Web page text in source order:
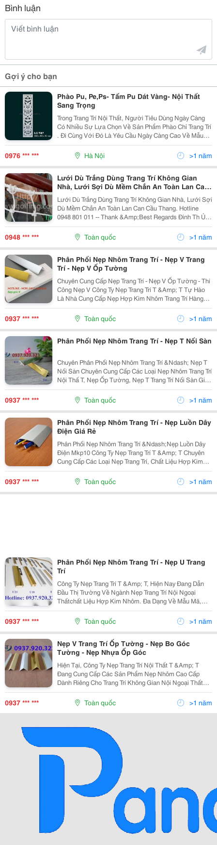
Bình luận
Gợi ý cho bạn
Phào Pu, Pe,Ps- Tấm Pu Dát Vàng- Nội Thất
Sang Trọng
Trong Trang Trí Nội Thất, Người Tiêu Dùng Ngày Càng
Có Nhiều Sự Lựa Chọn Về Sản Phẩm Phào Chỉ Trang Trí
. Đi Cùng Với Đó Là Yêu Cầu Ngày Càng Cao Về Mẫu
Mã Và Chất Lượng. Dịch Hồng Hawa Không Chỉ Dẫn
Đầu Về Các Sản Phẩm Thạch Cao Trang Trí, Mà Còn Nh
0976 *** *** Hà Nội >1 năm
Lưới Dù Trắng Dùng Trang Trí Không Gian
Nhà, Lưới Sợi Dù Mềm Chắn An Toàn Lan Can
Cầu Thang
Lưới Dù Trắng Dùng Trang Trí Không Gian Nhà, Lưới Sợi
Dù Mềm Chắn An Toàn Lan Can Cầu Thang. Hotline
0948 801 011 -- Thank &Amp;Best Regards Đinh Th Ủy -
094 880 1011 Email: Thithuy.img@Gmail.com; C Ông Ty
0948 *** *** Toàn quốc >1 năm
Phân Phối Nẹp Nhôm Trang Trí - Nẹp V Trang
Trí - Nẹp V Ốp Tường
Chuyên Cung Cấp Nẹp Trang Trí - Nẹp V Ốp Tường - Thi
Công Nẹp V Công Ty Nẹp Trang Trí T &Amp; T Tự Hào
Là Nhà Cung Cấp Nẹp Hợp Kim Nhôm Trang Trí Hàng
Đầu Việt Nam. Chuyên Cung Cấp Các Sản Phẩm Nẹp
Trang Trí Kim Loại , Nẹp V Nhựa Pvc, Nẹp V Trang...
0937 *** *** Toàn quốc >1 năm
Phân Phối Nẹp Nhôm Trang Trí - Nẹp T Nối Sàn
Chuyên Phân Phối Nẹp Nhôm Trang Trí &Ndash; Nẹp T
Nối Sàn Chuyên Cung Cấp Các Loại Nẹp Nhôm Trang Trí
Nội Thấ T, Nẹp Ốp Tường, Nẹp T Trang Trí Nối Sàn Giá
Rẻ Cho Đại Lý, Công Trình, Dự Án, Nhà Thầu, Khách
0937 *** *** Toàn quốc >1 năm
Phân Phối Nẹp Nhôm Trang Trí - Nẹp Luồn Dây
Điện Giá Rẻ
Phân Phối Nẹp Nhôm Trang Trí &Ndash;Nẹp Luồn Dây
Điện Mkp10 Công Ty Nẹp Trang Trí T &Amp; T Chuyên
Cung Cấp Các Loại Nẹp Trang Trí, Chất Liệu Hợp Kim
Nhôm. Ngoài Những Sản Phẩm Nẹp Dành Cho Ngành
Thiết Kế, Xây Dựng, Sàn Gỗ. Chúng Tôi Còn Cung...
0937 *** *** Toàn quốc >1 năm
Phân Phối Nẹp Nhôm Trang Trí - Nẹp U Trang
Trí
Công Ty Nẹp Trang Trí T &Amp; T, Hiện Nay Đang Dẫn
Đầu Thị Trường Về Ngành Nẹp Trang Trí Nội Ngoại
Thấtchất Liệu Hợp Kim Nhôm. Đa Dạng Về Mẫu Mã,
Quy Cách, Ứng Dụng Rộng Rãi Cho Nhiều Phong Cách
Thi Công Thiết Kế Khác Nhau. Bên Cạnh Các Dòng Sản
0937 *** *** Toàn quốc >1 năm
Nẹp V Trang Trí Ốp Tường - Nẹp Bo Góc
Tường - Nẹp Nhựa Ốp Góc
Hiện Tại, Công Ty Nẹp Trang Trí Nội Thất T &Amp; T
Đang Cung Cấp Các Sản Phẩm Nẹp Nhôm Cao Cấp
Dành Riêng Cho Trang Trí Không Gian Nội Ngoại Thất
Đặc Biệt Là Các Vị Trí Góc Tường. Sở Dĩ, Chúng Tôi
Chọn Hướng Đi Cung Cấp Các Sản Phẩm Nẹp Nhôm
0937 *** *** Toàn quốc >1 năm